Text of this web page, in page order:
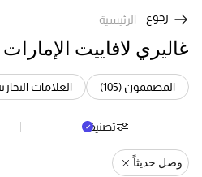
رجوع الرئيسية
غاليري لافاييت
المصممون (105) Refine by الفئة: المصممون (105)العلامات التجارية
تصنيف
وصل حديثاً